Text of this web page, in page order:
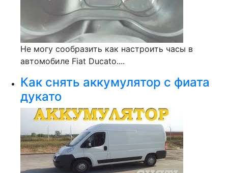
Не могу сообразить как настроить часы в
автомобиле Fiat Ducato....
Как снять аккумулятор с фиата
дукато